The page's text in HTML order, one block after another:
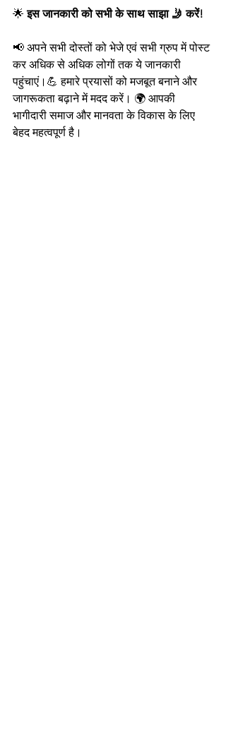
🌟 इस जानकारी को सभी के साथ साझा 🤳 करें!
📢 अपने सभी दोस्तों को भेजे एवं सभी ग्रुप में पोस्ट
कर अधिक से अधिक लोगों तक ये जानकारी
पहुंचाएं।💪 हमारे प्रयासों को मजबूत बनाने और
जागरूकता बढ़ाने में मदद करें। 🌍 आपकी
भागीदारी समाज और मानवता के विकास के लिए
बेहद महत्वपूर्ण है।